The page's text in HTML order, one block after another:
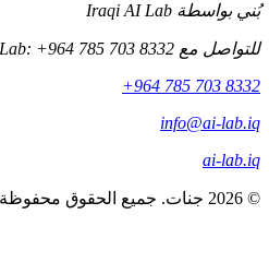
بُني بواسطة Iraqi AI Lab
للتواصل مع Iraqi AI Lab: +964 785 703 8332 أو
+964 785 703 8332
info@ai-lab.iq
ai-lab.iq
© 2026 جنات. جميع الحقوق محفوظة.